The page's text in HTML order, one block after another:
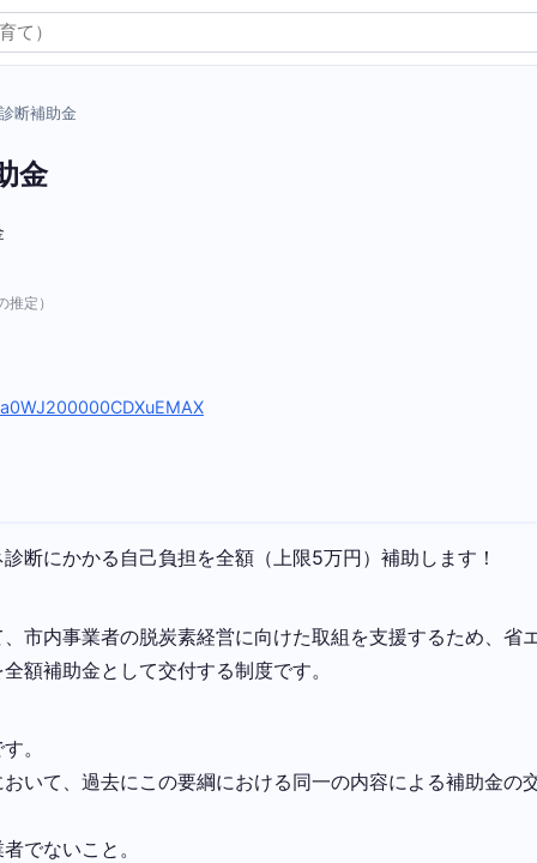
断補助金
金
推定）
断にかかる自己負担を全額（上限5万円）補助します！
市内事業者の脱炭素経営に向けた取組を支援するため、省
額補助金として交付する制度です。
。
いて、過去にこの要綱における同一の内容による補助金の
でないこと。